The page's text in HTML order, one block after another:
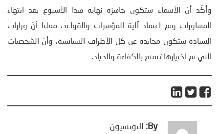
وأكّد أنّ الأسماء ستكون جاهزة نهاية هذا الأسبوع بعد انتهاء
المشاورات وتم اعتماد آلية المؤشرات والقواعد، معلنا أنّ وزارات
السيادة ستكون محايدة عن كل الأطراف السياسية، وأنّ الشخصيات
التي تم اختيارها تتمتع بالكفاءة والحياد.
By: التونسيون